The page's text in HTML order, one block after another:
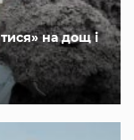
на дощ і